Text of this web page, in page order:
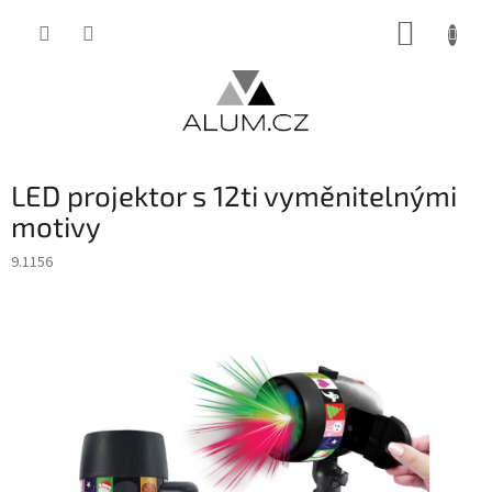
LED projektor s 12ti vyměnitelnými
motivy
9.1156